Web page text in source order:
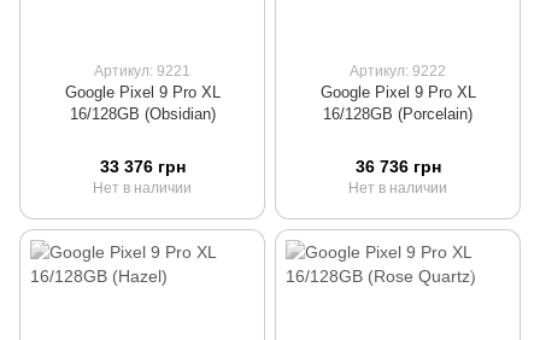
Артикул: 9221
Google Pixel 9 Pro XL
16/128GB (Obsidian)
33 376 грн
Нет в наличии
Артикул: 9222
Google Pixel 9 Pro XL
16/128GB (Porcelain)
36 736 грн
Нет в наличии